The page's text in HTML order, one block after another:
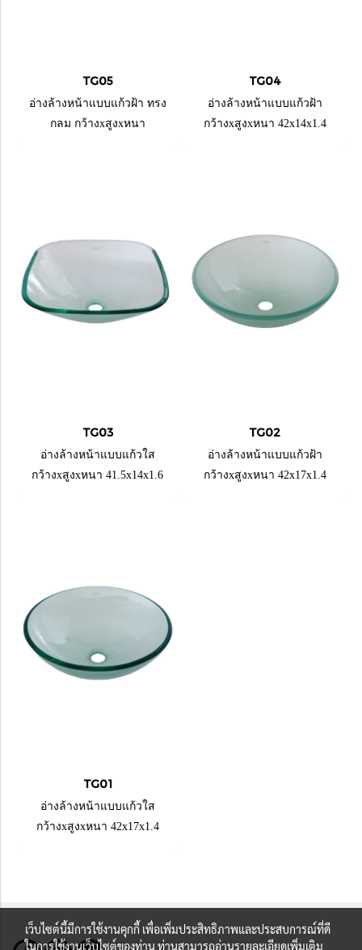
TG05
อ่างล้างหน้าแบบแก้วฝ้า ทรง
กลม กว้างxสูงxหนา
TG04
อ่างล้างหน้าแบบแก้วฝ้า
กว้างxสูงxหนา 42x14x1.4
TG03
อ่างล้างหน้าแบบแก้วใส
กว้างxสูงxหนา 41.5x14x1.6
TG02
อ่างล้างหน้าแบบแก้วฝ้า
กว้างxสูงxหนา 42x17x1.4
TG01
อ่างล้างหน้าแบบแก้วใส
กว้างxสูงxหนา 42x17x1.4
เว็บไซต์นี้มีการใช้งานคุกกี้ เพื่อเพิ่มประสิทธิภาพและประสบการณ์ที่ดี
ในการใช้งานเว็บไซต์ของท่าน ท่านสามารถอ่านรายละเอียดเพิ่มเติม